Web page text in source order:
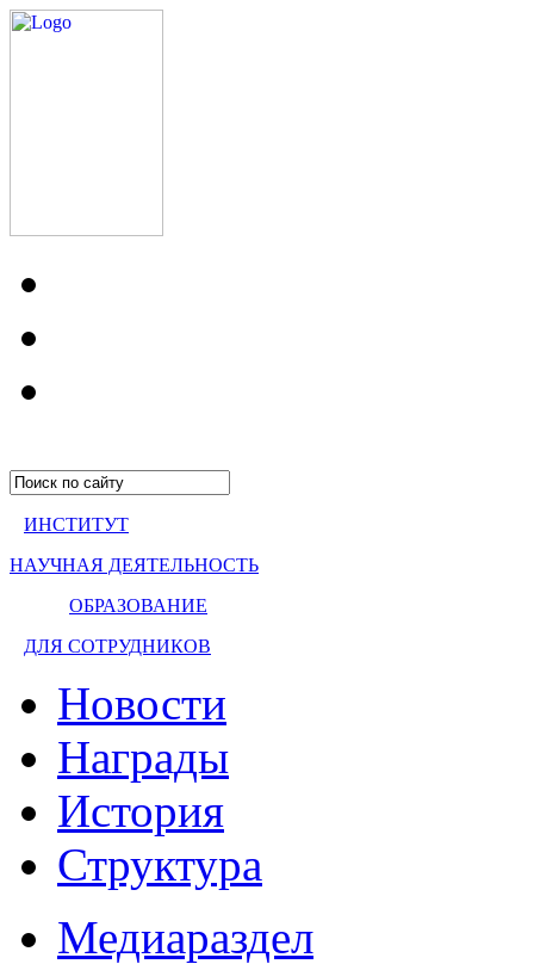
ИНСТИТУТ
НАУЧНАЯ ДЕЯТЕЛЬНОСТЬ
ОБРАЗОВАНИЕ
ДЛЯ СОТРУДНИКОВ
Новости
Награды
История
Структура
Медиараздел